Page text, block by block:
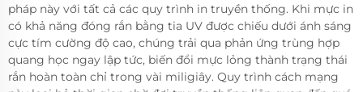
pháp này với tất cả các quy trình in truyền thống. Khi mực in
có khả năng đóng rắn bằng tia UV được chiếu dưới ánh sáng
cực tím cường độ cao, chúng trải qua phản ứng trùng hợp
quang học ngay lập tức, biến đổi mực lỏng thành trạng thái
rắn hoàn toàn chỉ trong vài miligiây. Quy trình cách mạng